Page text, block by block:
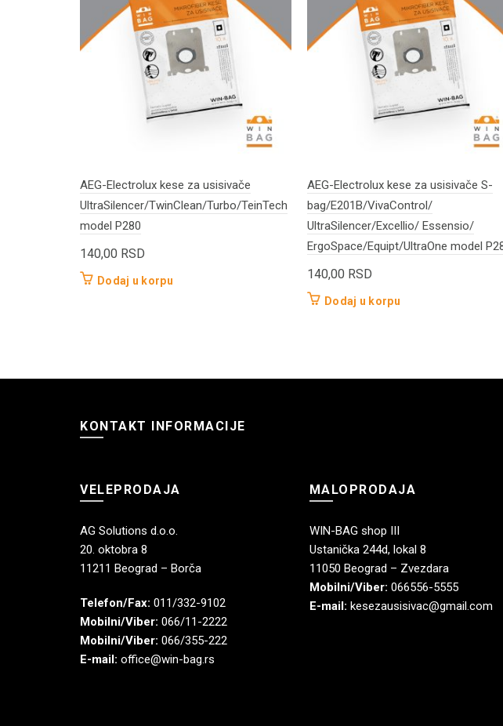
AEG-Electrolux kese za usisivače
UltraSilencer/TwinClean/Turbo/TeinTech
model P280
140,00 RSD
Dodaj u korpu
AEG-Electrolux kese za usisivače S-
bag/E201B/VivaControl/
UltraSilencer/Excellio/ Essensio/
ErgoSpace/Equipt/UltraOne model
140,00 RSD
Dodaj u korpu
KONTAKT INFORMACIJE
VELEPRODAJA
AG Solutions d.o.o.
20. oktobra 8
11211 Beograd – Borča
Telefon/Fax: 011/332-9102
Mobilni/Viber: 066/11-2222
Mobilni/Viber: 066/355-222
E-mail: office@win-bag.rs
MALOPRODAJA
WIN-BAG shop III
Ustanička 244d, lokal 8
11050 Beograd – Zvezdara
Mobilni/Viber: 066556-5555
E-mail: kesezausisivac@gmail.com